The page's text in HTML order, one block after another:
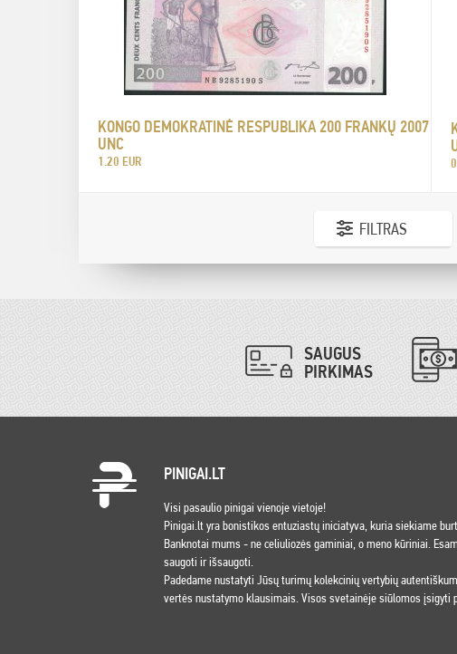
KONGO DEMOKRATINĖ RESPUBLIKA 200 FRANKŲ 2007
UNC
1.20 EUR
FILTRAS
SAUGUS
PIRKIMAS
PINIGAI.LT
Visi pasaulio pinigai vienoje vietoje!
Pinigai.lt yra bonistikos entuziastų iniciatyva, kuria siekiame
Banknotai mums - ne celiuliozės gaminiai, o meno kūriniai.
saugoti ir išsaugoti.
Padedame nustatyti Jūsų turimų kolekcinių vertybių
vertės nustatymo klausimais. Visos svetainėje siūlomos įsigyti